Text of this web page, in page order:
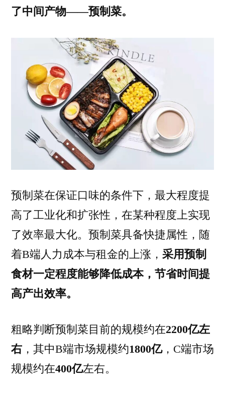
了中间产物——预制菜。
预制菜在保证口味的条件下，最大程度提
高了工业化和扩张性，在某种程度上实现
了效率最大化。预制菜具备快捷属性，随
着B端人力成本与租金的上涨， 采用预制
食材一定程度能够降低成本，节省时间提
高产出效率。
粗略判断预制菜目前的规模约在2200亿左
右 ，其中B端市场规模约1800亿，C端市场
规模约在400亿左右。